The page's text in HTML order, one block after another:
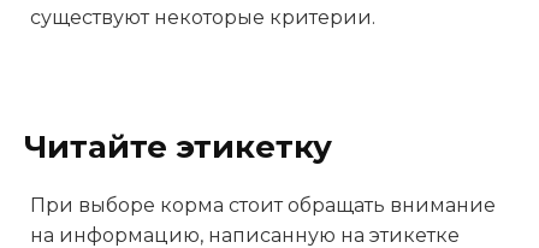
существуют некоторые критерии.
Читайте этикетку
При выборе корма стоит обращать внимание
на информацию, написанную на этикетке